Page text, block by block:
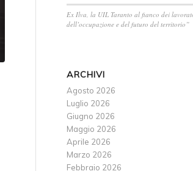
Ex Ilva, la UIL Taranto al fianco dei
dell’occupazione e del futuro del territorio”
ARCHIVI
Agosto 2026
Luglio 2026
Giugno 2026
Maggio 2026
Aprile 2026
Marzo 2026
Febbraio 2026